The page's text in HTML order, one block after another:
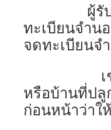
ผู้รับจำน
ทะเบียนจำน
จดทะเบียนจ
เช่น จำน
หรือบ้านที่ปลู
ก่อนหน้าว่าใ